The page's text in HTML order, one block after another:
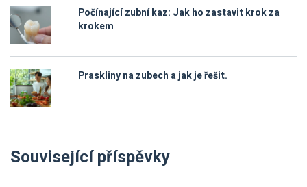
Počínající zubní kaz: Jak ho zastavit krok za
krokem
Praskliny na zubech a jak je řešit.
Související příspěvky